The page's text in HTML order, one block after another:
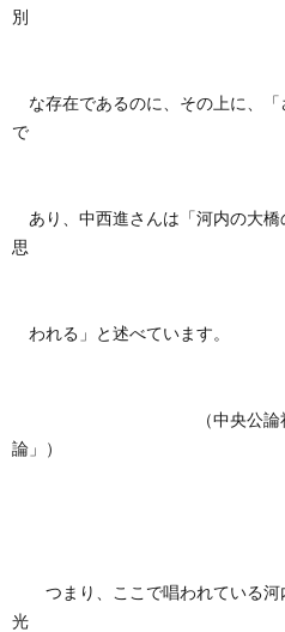
別
な存在であるのに、その上に、
で
あり、中西進さんは「河内の大橋
思
われる」と述べています。
（中央公論社：「旅
論」）
つまり、ここで唱われている河
光